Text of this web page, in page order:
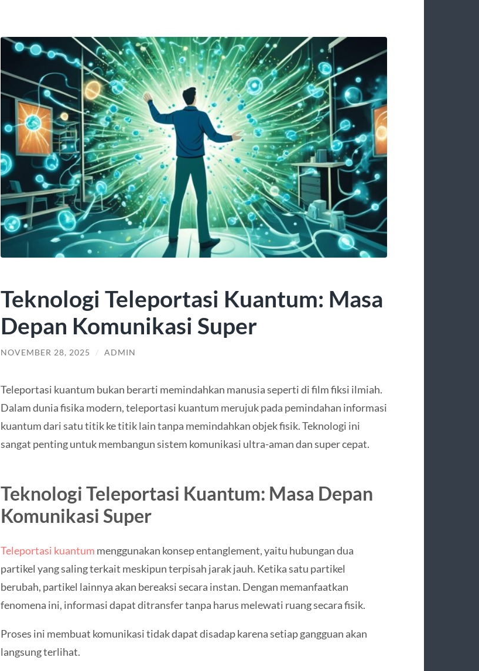
Teknologi Teleportasi Kuantum: Masa
Depan Komunikasi Super
NOVEMBER 28, 2025 / ADMIN
Teleportasi kuantum bukan berarti memindahkan manusia seperti di film fiksi ilmiah.
Dalam dunia fisika modern, teleportasi kuantum merujuk pada pemindahan informasi
kuantum dari satu titik ke titik lain tanpa memindahkan objek fisik. Teknologi ini
sangat penting untuk membangun sistem komunikasi ultra-aman dan super cepat.
Teknologi Teleportasi Kuantum: Masa Depan
Komunikasi Super
Teleportasi kuantum menggunakan konsep entanglement, yaitu hubungan dua
partikel yang saling terkait meskipun terpisah jarak jauh. Ketika satu partikel
berubah, partikel lainnya akan bereaksi secara instan. Dengan memanfaatkan
fenomena ini, informasi dapat ditransfer tanpa harus melewati ruang secara fisik.
Proses ini membuat komunikasi tidak dapat disadap karena setiap gangguan akan
langsung terlihat.